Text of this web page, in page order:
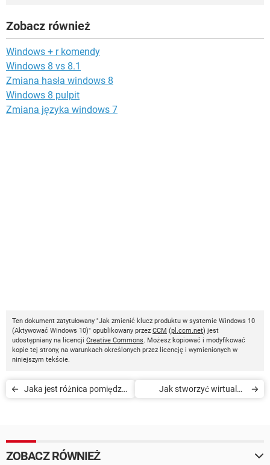
Zobacz również
Windows + r komendy
Windows 8 vs 8.1
Zmiana hasła windows 8
Windows 8 pulpit
Zmiana języka windows 7
Ten dokument zatytułowany "Jak zmienić klucz produktu w systemie Windows 10
(Aktywować Windows 10)" opublikowany przez CCM (pl.ccm.net) jest
udostępniany na licencji Creative Commons. Możesz kopiować i modyfikować
kopie tej strony, na warunkach określonych przez licencję i wymienionych w
niniejszym tekście.
Jaka jest różnica pomiędzy
Jak stworzyć wirtualny
ZOBACZ RÓWNIEŻ